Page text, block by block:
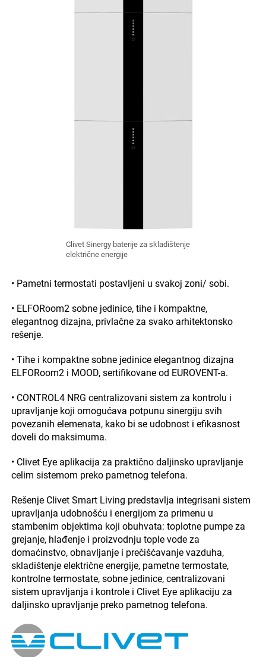
Clivet Sinergy baterije za skladištenje
električne energije
• Pametni termostati postavljeni u svakoj zoni/ sobi.
• ELFORoom2 sobne jedinice, tihe i kompaktne,
elegantnog dizajna, privlačne za svako arhitektonsko
rešenje.
• Tihe i kompaktne sobne jedinice elegantnog dizajna
ELFORoom2 i MOOD, sertifikovane od EUROVENT-a.
• CONTROL4 NRG centralizovani sistem za kontrolu i
upravljanje koji omogućava potpunu sinergiju svih
povezanih elemenata, kako bi se udobnost i efikasnost
doveli do maksimuma.
• Clivet Eye aplikacija za praktično daljinsko upravljanje
celim sistemom preko pametnog telefona.
Rešenje Clivet Smart Living predstavlja integrisani sistem
upravljanja udobnošću i energijom za primenu u
stambenim objektima koji obuhvata: toplotne pumpe za
grejanje, hlađenje i proizvodnju tople vode za
domaćinstvo, obnavljanje i prečišćavanje vazduha,
skladištenje električne energije, pametne termostate,
kontrolne termostate, sobne jedinice, centralizovani
sistem upravljanja i kontrole i Clivet Eye aplikaciju za
daljinsko upravljanje preko pametnog telefona.